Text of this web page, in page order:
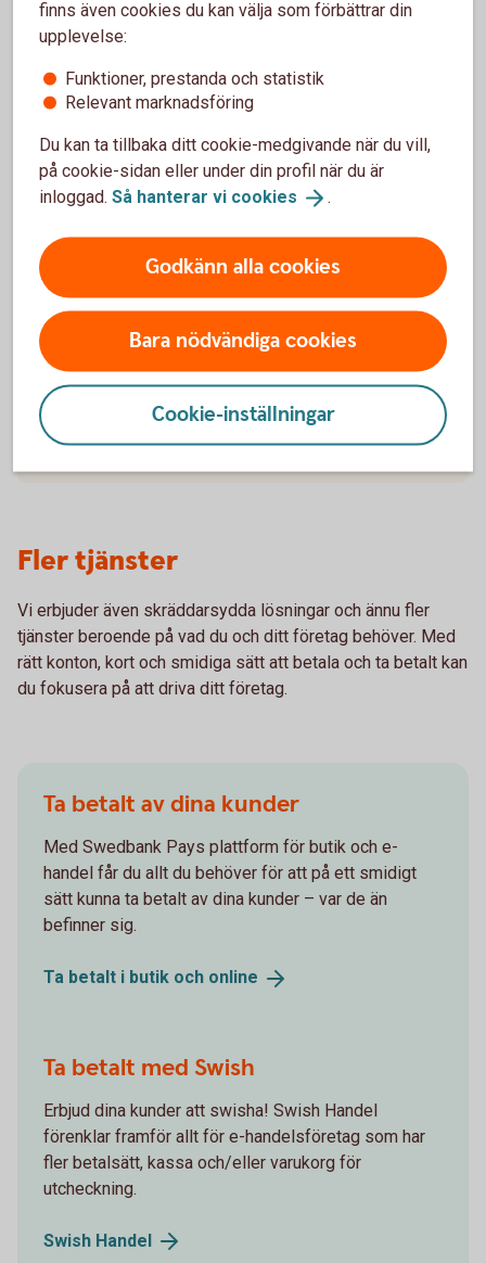
Two colleagues working in front of a computer
Företagspaketet
Vårt paket innehåller de mest grundläggande
banktjänsterna för dig som är entreprenör.
Företagspaketet
Fler tjänster
Vi erbjuder även skräddarsydda lösningar och ännu fler
tjänster beroende på vad du och ditt företag behöver. Med
rätt konton, kort och smidiga sätt att betala och ta betalt kan
du fokusera på att driva ditt företag.
Ta betalt av dina kunder
Med Swedbank Pays plattform för butik och e-
handel får du allt du behöver för att på ett smidigt
sätt kunna ta betalt av dina kunder – var de än
befinner sig.
Ta betalt i butik och online
Ta betalt med Swish
Erbjud dina kunder att swisha! Swish Handel
förenklar framför allt för e-handelsföretag som har
fler betalsätt, kassa och/eller varukorg för
utcheckning.
Swish Handel
finns även cookies du kan välja som förbättrar din
upplevelse:
Funktioner, prestanda och statistik
Relevant marknadsföring
Du kan ta tillbaka ditt cookie-medgivande när du vill,
på cookie-sidan eller under din profil när du är
inloggad. Så hanterar vi cookies .
Godkänn alla cookies
Bara nödvändiga cookies
Cookie-inställningar